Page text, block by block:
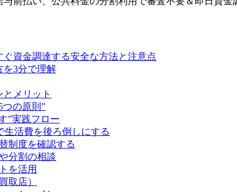
資金調達する安全な方法と注意点
を3分で理解
メリット
つの原則”
”実践フロー
生活費を後ろ倒しにする
制度を確認する
分割の相談
を活用
取店）